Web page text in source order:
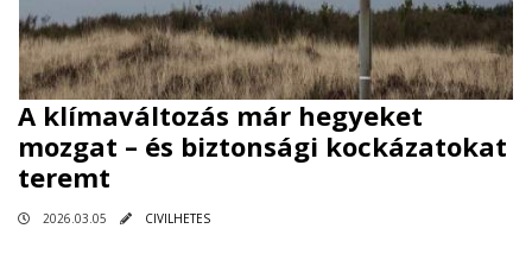
A klímaváltozás már hegyeket
mozgat – és biztonsági kockázatokat
teremt
2026.03.05 CIVILHETES